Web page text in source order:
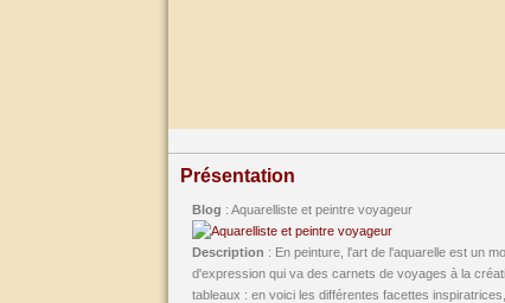
Présentation
Blog : Aquarelliste et peintre voyageur
Description : En peinture, l'art de l'aquarelle est un
d'expression qui va des carnets de voyages à la
tableaux : en voici les différentes facettes inspiratrices,